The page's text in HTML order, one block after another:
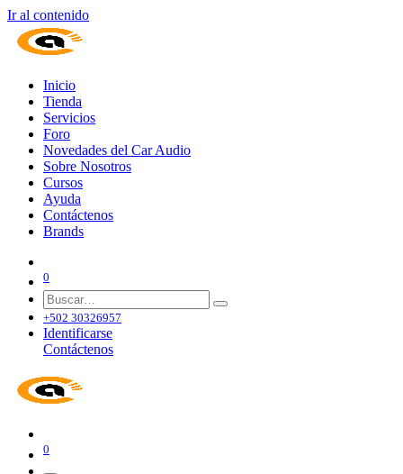
Ir al contenido
Inicio
Tienda
Servicios
Foro
Novedades del Car Audio
Sobre Nosotros
Cursos
Ayuda
Contáctenos
Brands
0
+502 30326957
Identificarse
Contáctenos
0